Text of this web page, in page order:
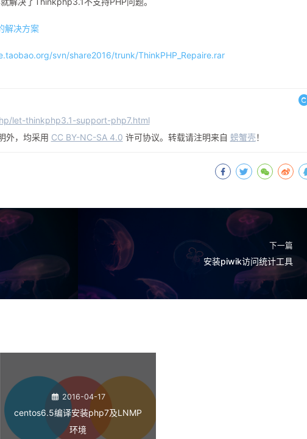
解决方案
svn/share2016/trunk/ThinkPHP_Repaire.rar
let-thinkphp3.1-support-php7.html
外，均采用 CC BY-NC-SA 4.0 许可协议。转载请注明来自 螃蟹壳！
下一篇
安装piwik访问统计工具
2016-04-17
centos6.5编译安装php7及LNMP
环境